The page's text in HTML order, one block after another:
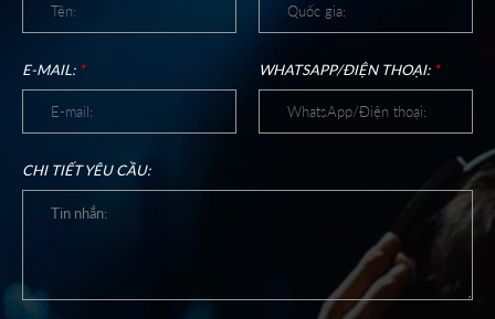
E-MAIL: * WHATSAPP/ĐIỆN THOẠI: *
CHI TIẾT YÊU CẦU: